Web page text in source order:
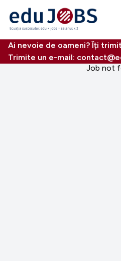
Ai nevoie de oameni? Îți
Trimite un e-mail:
Job not